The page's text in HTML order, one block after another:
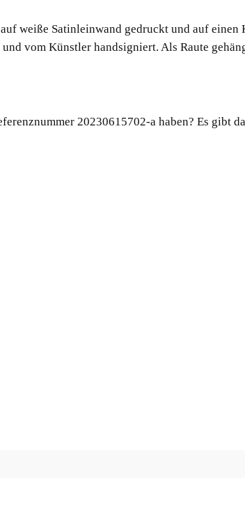
weiße Satinleinwand gedruckt und auf
vom Künstler handsigniert. Als Raute
20230615702-a haben? Es gibt